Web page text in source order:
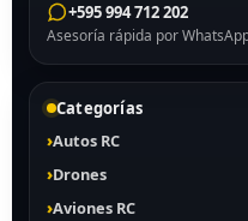
+595 994 712 202
Asesoría rápida por
Categorías
Autos RC
Drones
Aviones RC